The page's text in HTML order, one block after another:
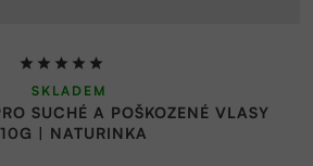
SUCHÉ A POŠKOZENÉ VLASY
| NATURINKA
Průměrné
hodnocení
produktu
je
SKLADEM